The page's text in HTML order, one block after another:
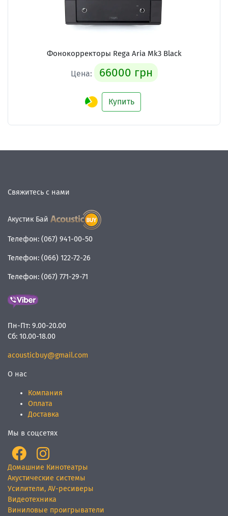
Фонокорректоры Rega Aria Mk3 Black
Цена: 66000 грн
Купить
Свяжитесь с нами
Акустик Бай
Телефон: (067) 941-00-50
Телефон: (066) 122-72-26
Телефон: (067) 771-29-71
Пн-Пт: 9.00-20.00
Сб: 10.00-18.00
acousticbuy@gmail.com
О нас
Компания
Оплата
Доставка
Мы в соцсетях
Домашние Кинотеатры
Акустические системы
Усилители, AV-ресиверы
Видеотехника
Виниловые проигрыватели